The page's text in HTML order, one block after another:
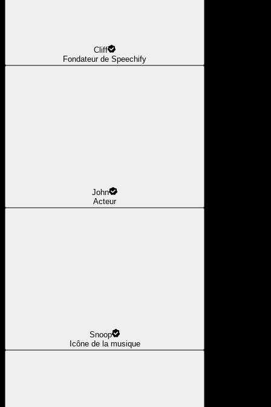
Cliff
Fondateur de Speechify
John
Acteur
Snoop
Icône de la musique